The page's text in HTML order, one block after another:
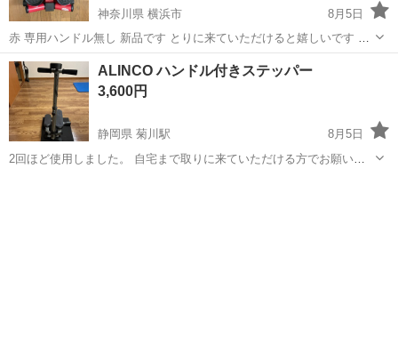
神奈川県 横浜市
8月5日
赤 専用ハンドル無し 新品です とりに来ていただけると嬉しいです よ
ろしくお願いいたします
神奈川 横浜市 その他 ステッパー
ALINCO ハンドル付きステッパー
3,600円
静岡県 菊川駅
8月5日
2回ほど使用しました。 自宅まで取りに来ていただける方でお願い致